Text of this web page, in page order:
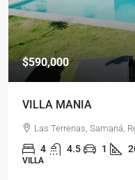
$590,000
VILLA MANIA
Las Terrenas, Samaná,
4 4.5 1
VILLA